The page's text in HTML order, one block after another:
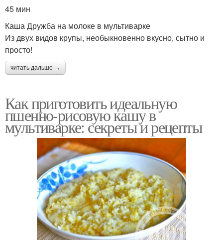
45 мин
Каша Дружба на молоке в мультиварке
Из двух видов крупы, необыкновенно вкусно, сытно и
просто!
читать дальше →
Как приготовить идеальную
пшенно-рисовую кашу в
мультиварке: секреты и рецепты